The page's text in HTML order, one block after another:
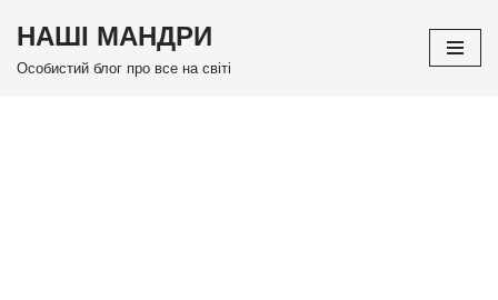
Перейти
НАШІ МАНДРИ
Особистий блог про все на світі